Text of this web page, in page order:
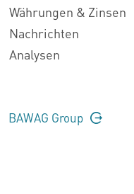
Währungen & Zinsen
Nachrichten
Analysen
BAWAG Group